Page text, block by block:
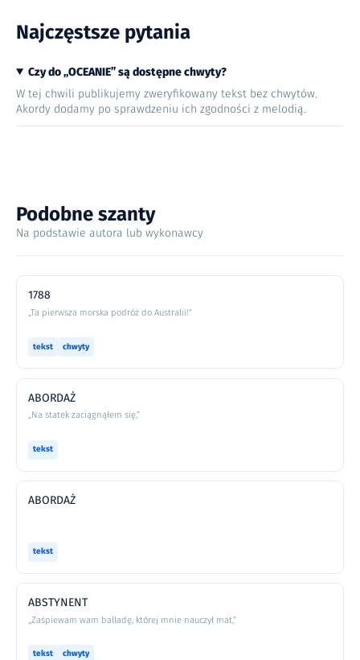
Najczęstsze pytania
Czy do „OCEANIE” są dostępne chwyty?
W tej chwili publikujemy zweryfikowany tekst bez chwytów.
Akordy dodamy po sprawdzeniu ich zgodności z melodią.
Podobne szanty
Na podstawie autora lub wykonawcy
1788
„Ta pierwsza morska podróż do Australii!”
tekst chwyty
ABORDAŻ
„Na statek zaciągnąłem się,”
tekst
ABORDAŻ
tekst
ABSTYNENT
„Zaśpiewam wam balladę, której mnie nauczył mat,”
tekst chwyty